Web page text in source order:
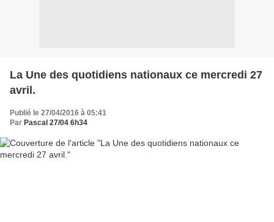
La Une des quotidiens nationaux ce mercredi 27
avril.
Publié le 27/04/2016 à 05:41
Par Pascal 27/04 6h34